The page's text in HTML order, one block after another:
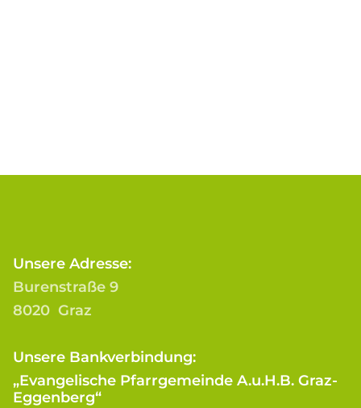
Unsere Adresse:
Burenstraße 9
8020 Graz
Unsere Bankverbindung:
„Evangelische Pfarrgemeinde A.u.H.B. Graz-
Eggenberg“